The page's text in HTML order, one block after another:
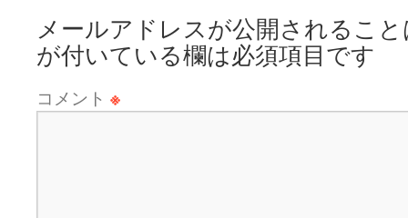
メールアドレスが公開されるこ
が付いている欄は必須項目です
コメント ※